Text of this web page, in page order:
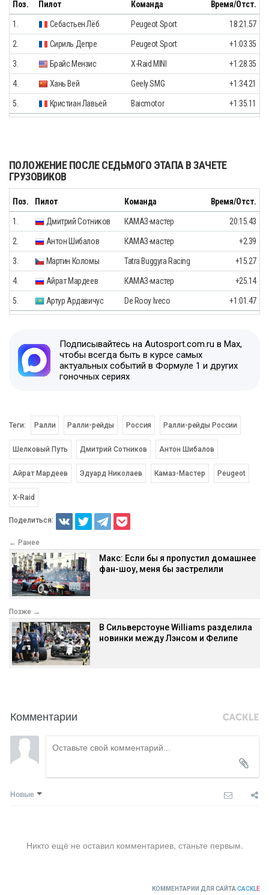
Поз. Пилот Команда Время/Отст.
1. Себастьен Лёб Peugeot Sport 18:21.57
2. Сириль Депре Peugeot Sport +1:03.35
3. Брайс Мензис X-Raid MINI +1:28.35
4. Хань Вей Geely SMG +1:34.21
5. Кристиан Лавьей Baicmotor +1:35.11
ПОЛОЖЕНИЕ ПОСЛЕ СЕДЬМОГО ЭТАПА В ЗАЧЕТЕ
ГРУЗОВИКОВ
Поз. Пилот Команда Время/Отст.
1. Дмитрий Сотников КАМАЗ-мастер 20:15.43
2. Антон Шибалов КАМАЗ-мастер +2.39
3. Мартин Коломы Tatra Buggyra Racing +15.27
4. Айрат Мардеев КАМАЗ-мастер +25.14
5. Артур Ардавичус De Rooy Iveco +1:01.47
Подписывайтесь на Autosport.com.ru в Max,
чтобы всегда быть в курсе самых
актуальных событий в Формуле 1 и других
гоночных сериях
Теги: Ралли Ралли-рейды Россия Ралли-рейды России
Шелковый Путь Дмитрий Сотников Антон Шибалов
Айрат Мардеев Эдуард Николаев Камаз-Мастер Peugeot
X-Raid
Поделиться:
← Ранее
Макс: Если бы я пропустил домашнее
фан-шоу, меня бы застрелили
Позже →
В Сильверстоуне Williams разделила
новинки между Лэнсом и Фелипе
Комментарии
Новые
Никто ещё не оставил комментариев, станьте первым.
КОММЕНТАРИИ ДЛЯ САЙТА CACKLE